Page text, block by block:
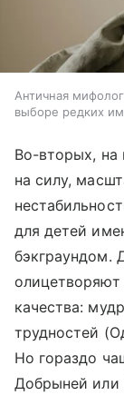
Античная
выборе редких
Во-вторых, на
на силу,
для детей
бэкграундом.
качества:
трудностей
Но гораздо
Добрыней или